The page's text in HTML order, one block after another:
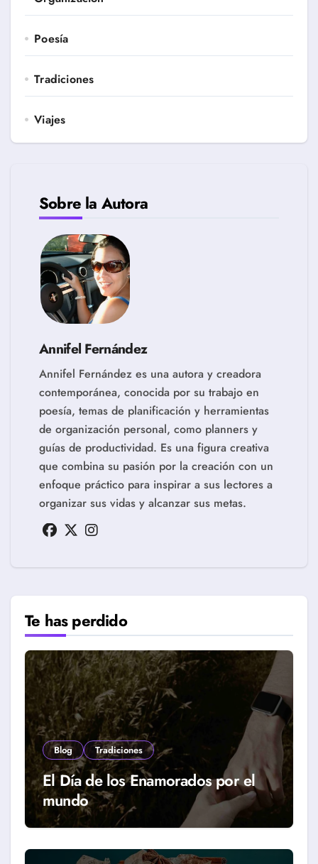
Poesía
Tradiciones
Viajes
Sobre la Autora
Annifel Fernández
Annifel Fernández es una autora y creadora
contemporánea, conocida por su trabajo en
poesía, temas de planificación y herramientas
de organización personal, como planners y
guías de productividad. Es una figura creativa
que combina su pasión por la creación con un
enfoque práctico para inspirar a sus lectores a
organizar sus vidas y alcanzar sus metas.
Te has perdido
Blog Tradiciones
El Día de los Enamorados por el
mundo